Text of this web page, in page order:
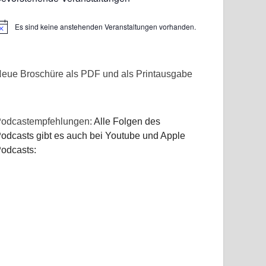
Es sind keine anstehenden Veranstaltungen vorhanden.
Broschüre als PDF und als Printausgabe
Alle Folgen des
gibt es auch bei Youtube und Apple